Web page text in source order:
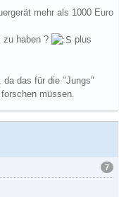
mehr als 1000 Euro
zu haben ?
plus
da das für die "Jungs"
müssen.
7